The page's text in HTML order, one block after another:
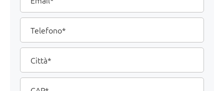
Telefono
Città
CAP